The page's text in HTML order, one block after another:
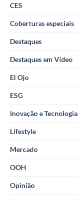
CES
Coberturas especiais
Destaques
Destaques em Vídeo
El Ojo
ESG
Inovação e Tecnologia
Lifestyle
Mercado
OOH
Opinião